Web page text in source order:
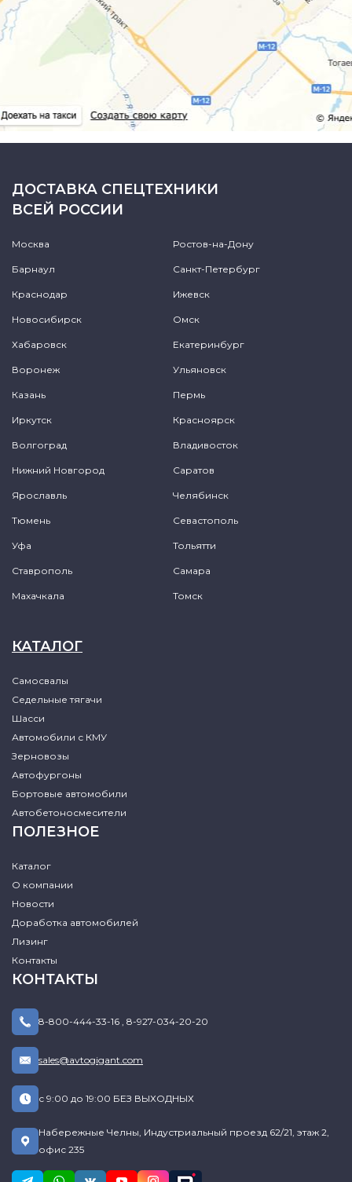
ДОСТАВКА СПЕЦТЕХНИКИ
ВСЕЙ РОССИИ
Москва Ростов-на-Дону
Барнаул Санкт-Петербург
Краснодар Ижевск
Новосибирск Омск
Хабаровск Екатеринбург
Воронеж Ульяновск
Казань Пермь
Иркутск Красноярск
Волгоград Владивосток
Нижний Новгород Саратов
Ярославль Челябинск
Тюмень Севастополь
Уфа Тольятти
Ставрополь Самара
Махачкала Томск
КАТАЛОГ
Самосвалы
Седельные тягачи
Шасси
Автомобили с КМУ
Зерновозы
Автофургоны
Бортовые автомобили
Автобетоносмесители
ПОЛЕЗНОЕ
Каталог
О компании
Новости
Доработка автомобилей
Лизинг
Контакты
КОНТАКТЫ
8-800-444-33-16 , 8-927-034-20-20
sales@avtogigant.com
с 9:00 до 19:00 БЕЗ ВЫХОДНЫХ
Набережные Челны, Индустриальный проезд 62/21, этаж 2,
офис 235